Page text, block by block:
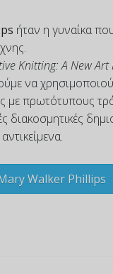
ήταν η γυναίκα
Knitting: A New Art
να
με πρωτότυπους
διακοσμητικές
Walker Phillips